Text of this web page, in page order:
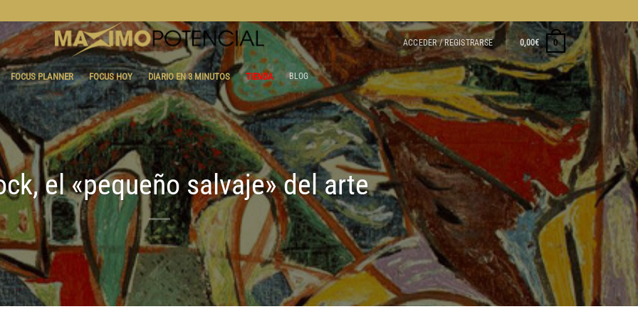
ACCEDER / REGISTRARSE 0,00€ 0
FOCUS PLANNER FOCUS HOY DIARIO EN 3 MINUTOS TIENDA BLOG
el «pequeño salvaje» del arte